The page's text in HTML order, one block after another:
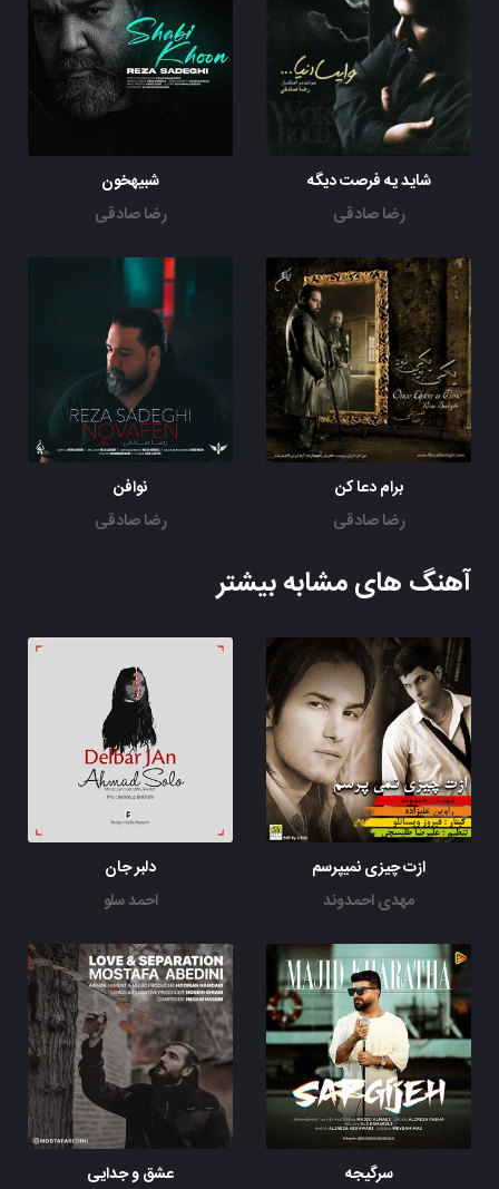
شاید یه فرصت دیگه
رضا صادقی
شبیهخون
رضا صادقی
برام دعا کن
رضا صادقی
نوافن
رضا صادقی
آهنگ های مشابه بیشتر
ازت چیزی نمیپرسم
مهدی احمدوند
دلبر جان
احمد سلو
سرگیجه
عشق و جدایی